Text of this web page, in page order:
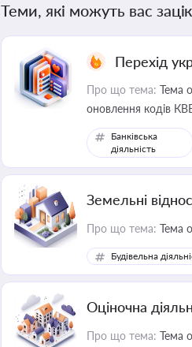
Теми, які можуть вас
Перехід
Про що тема: Тема
оновлення кодів
Банківська
діяльність
Земельні
Про що тема: Тема
Будівельна
Оціночна
Про що тема: Тема